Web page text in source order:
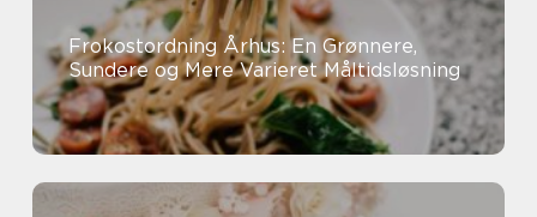
Frokostordning Århus: En Grønnere,
Sundere og Mere Varieret Måltidsløsning